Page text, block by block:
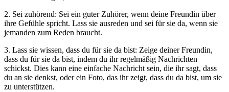
2. Sei zuhörend: Sei ein guter Zuhörer, wenn deine Freundin über
ihre Gefühle spricht. Lass sie ausreden und sei für sie da, wenn sie
jemanden zum Reden braucht.
3. Lass sie wissen, dass du für sie da bist: Zeige deiner Freundin,
dass du für sie da bist, indem du ihr regelmäßig Nachrichten
schickst. Dies kann eine einfache Nachricht sein, die ihr sagt, dass
du an sie denkst, oder ein Foto, das ihr zeigt, dass du da bist, um sie
zu unterstützen.